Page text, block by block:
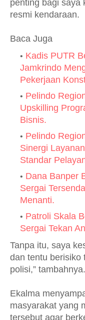
penting bagi saya
resmi kendaraan.
Baca Juga
Kadis PUTR
Jamkrindo
Pekerjaan
Pelindo
Upskilling
Bisnis.
Pelindo
Sinergi
Standar
Dana Banper
Sergai
Menanti.
Patroli Skala
Sergai Tekan
Tanpa itu, saya
dan tentu berisiko
polisi,” tambahnya.
Ekalma
masyarakat yang
tersebut agar